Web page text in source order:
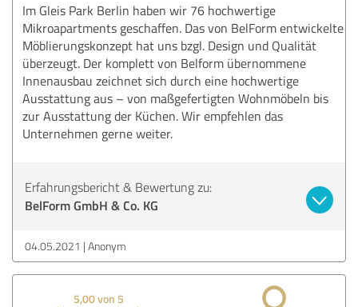
Im Gleis Park Berlin haben wir 76 hochwertige
Mikroapartments geschaffen. Das von BelForm entwickelte
Möblierungskonzept hat uns bzgl. Design und Qualität
überzeugt. Der komplett von Belform übernommene
Innenausbau zeichnet sich durch eine hochwertige
Ausstattung aus – von maßgefertigten Wohnmöbeln bis
zur Ausstattung der Küchen. Wir empfehlen das
Unternehmen gerne weiter.
Erfahrungsbericht & Bewertung zu:
BelForm GmbH & Co. KG
04.05.2021 Anonym
5,00 von 5